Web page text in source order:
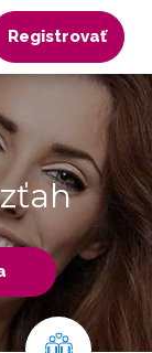
Registrovať